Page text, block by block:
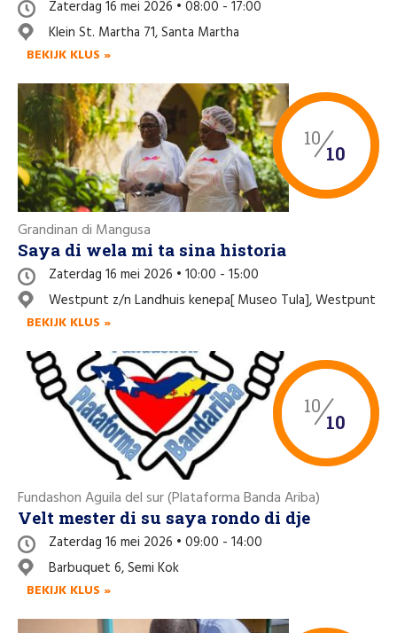
Zaterdag 16 mei 2026 • 08:00 - 17:00
Klein St. Martha 71, Santa Martha
BEKIJK KLUS »
10
10
Grandinan di Mangusa
Saya di wela mi ta sina historia
Zaterdag 16 mei 2026 • 10:00 - 15:00
Westpunt z/n Landhuis kenepa[ Museo Tula], Westpunt
BEKIJK KLUS »
10
10
Fundashon Aguila del sur (Plataforma Banda Ariba)
Velt mester di su saya rondo di dje
Zaterdag 16 mei 2026 • 09:00 - 14:00
Barbuquet 6, Semi Kok
BEKIJK KLUS »